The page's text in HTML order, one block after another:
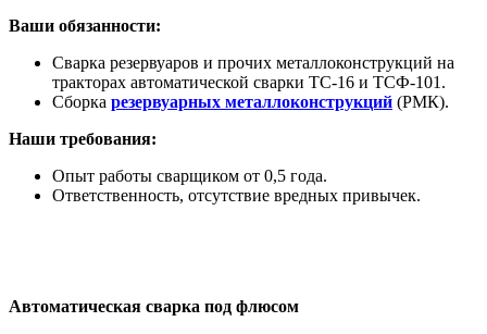
Ваши обязанности:
Сварка резервуаров и прочих металлоконструкций на
тракторах автоматической сварки ТС-16 и ТСФ-101.
Сборка резервуарных металлоконструкций (РМК).
Наши требования:
Опыт работы сварщиком от 0,5 года.
Ответственность, отсутствие вредных привычек.
Автоматическая сварка под флюсом